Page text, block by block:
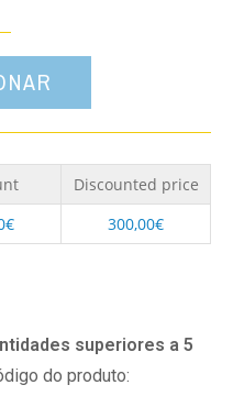
Discounted price
€ 300,00€
superiores a 5
do produto: